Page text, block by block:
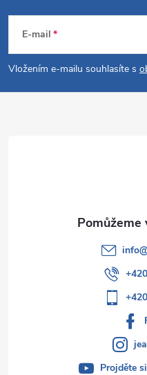
p
a
E-mail
Vložením e-mailu souhlasíte s
info
Projděte